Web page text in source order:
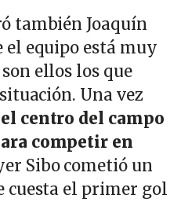
también Joaquín
el equipo está muy
ellos los que
Una vez
el centro del campo
competir en
Sibo cometió un
cuesta el primer gol